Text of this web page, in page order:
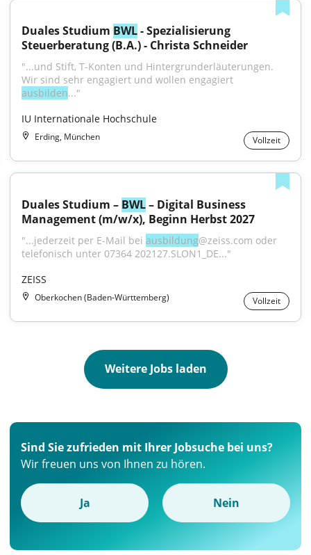
Duales Studium BWL - Spezialisierung
Steuerberatung (B.A.) - Christa Schneider
"...und Stift, T-Konten und Hintergrunderläuterungen.
ausbilden..."
IU Internationale Hochschule
Erding, München Vollzeit
Duales Studium – BWL – Digital Business
Management (m/w/x), Beginn Herbst 2027
"...jederzeit per E-Mail bei ausbildung@zeiss.com oder
telefonisch unter 07364 202127.SLON1_DE..."
ZEISS
Oberkochen (Baden-Württemberg) Vollzeit
Weitere Jobs laden
Sind Sie zufrieden mit Ihrer Jobsuche bei uns?
Wir freuen uns von Ihnen zu hören.
Ja Nein